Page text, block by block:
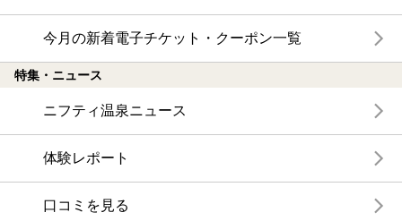
今月の新着電子チケット・クーポン一覧
特集・ニュース
ニフティ温泉ニュース
体験レポート
口コミを見る